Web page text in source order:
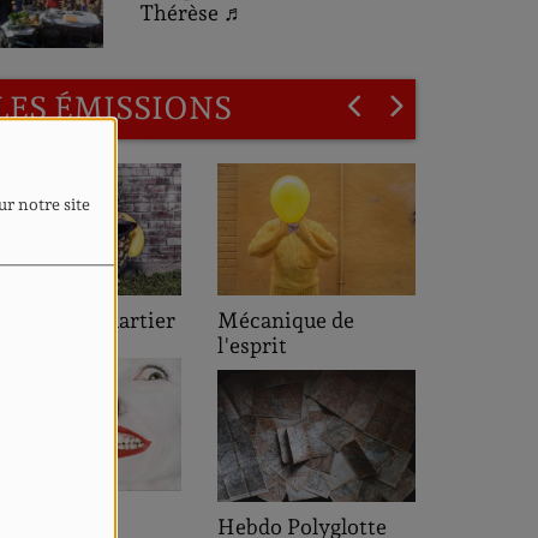
notre site
Thérèse ♬
ÉMISSIONS
de
L'heure de pointe
Saveurs des